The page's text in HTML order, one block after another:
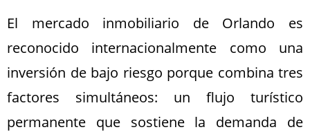
El mercado inmobiliario de Orlando es
reconocido internacionalmente como una
inversión de bajo riesgo porque combina tres
factores simultáneos: un flujo turístico
permanente que sostiene la demanda de